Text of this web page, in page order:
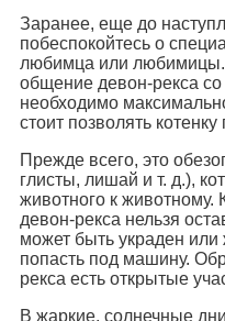
Заранее, еще до
побеспокойтесь о
любимца или любимицы.
общение девон-рекса
необходимо
стоит позволять
Прежде всего, это
глисты, лишай и т. д.),
животного к животному.
девон-рекса нельзя
может быть украден
попасть под машину.
рекса есть открытые
В жаркие, солнечные